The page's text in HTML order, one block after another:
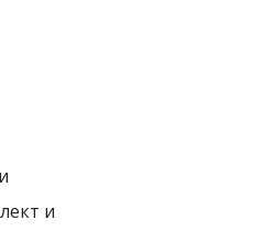
и